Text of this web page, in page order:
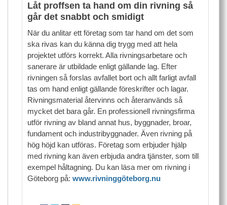
Låt proffsen ta hand om din rivning så
går det snabbt och smidigt
När du anlitar ett företag som tar hand om det som
ska rivas kan du känna dig trygg med att hela
projektet utförs korrekt. Alla rivningsarbetare och
sanerare är utbildade enligt gällande lag. Efter
rivningen så forslas avfallet bort och allt farligt avfall
tas om hand enligt gällande föreskrifter och lagar.
Rivningsmaterial återvinns och återanvänds så
mycket det bara går. En professionell rivningsfirma
utför rivning av bland annat hus, byggnader, broar,
fundament och industribyggnader. Även rivning på
hög höjd kan utföras. Företag som erbjuder hjälp
med rivning kan även erbjuda andra tjänster, som till
exempel håltagning. Du kan läsa mer om rivning i
Göteborg på:www.rivninggöteborg.nu